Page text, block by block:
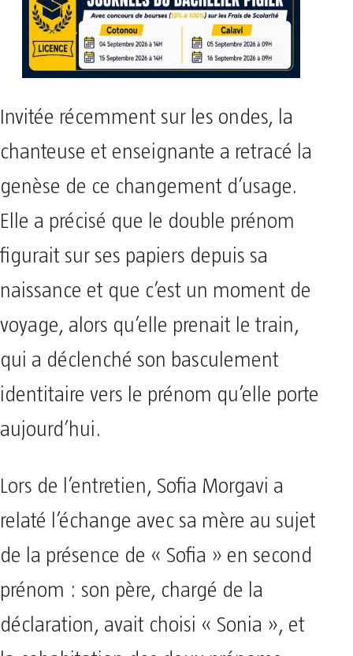
Invitée récemment sur les ondes, la
chanteuse et enseignante a retracé la
genèse de ce changement d’usage.
Elle a précisé que le double prénom
figurait sur ses papiers depuis sa
naissance et que c’est un moment de
voyage, alors qu’elle prenait le train,
qui a déclenché son basculement
identitaire vers le prénom qu’elle porte
aujourd’hui.
Lors de l’entretien, Sofia Morgavi a
relaté l’échange avec sa mère au sujet
de la présence de « Sofia » en second
prénom : son père, chargé de la
déclaration, avait choisi « Sonia », et